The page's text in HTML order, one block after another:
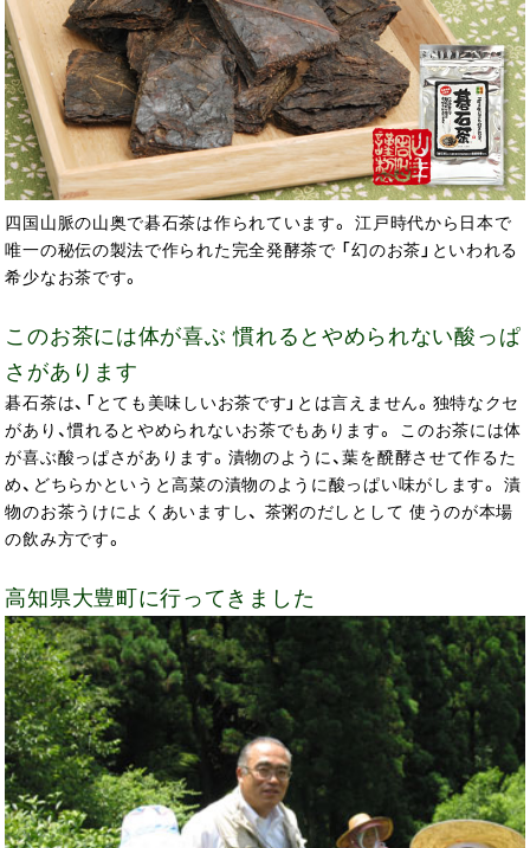
四国山脈の山奥で碁石茶は作られています。 江戸時代から日本で
唯一の秘伝の製法で作られた完全発酵茶で 「幻のお茶」といわれる
希少なお茶です。
このお茶には体が喜ぶ 慣れるとやめられない酸っぱ
さがあります
碁石茶は、「とても美味しいお茶です」とは言えません。独特なクセ
があり、慣れるとやめられないお茶でもあります。 このお茶には体
が喜ぶ酸っぱさがあります。漬物のように、葉を醗酵させて作るた
め、どちらかというと高菜の漬物のように酸っぱい味がします。 漬
物のお茶うけによくあいますし、 茶粥のだしとして 使うのが本場
の飲み方です。
高知県大豊町に行ってきました